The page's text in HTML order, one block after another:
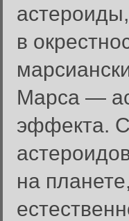
в
Марса —
эффекта.
на